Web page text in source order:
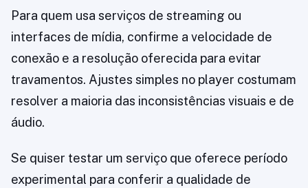
Para quem usa serviços de streaming ou
interfaces de mídia, confirme a velocidade de
conexão e a resolução oferecida para evitar
travamentos. Ajustes simples no player costumam
resolver a maioria das inconsistências visuais e de
áudio.
Se quiser testar um serviço que oferece período
experimental para conferir a qualidade de